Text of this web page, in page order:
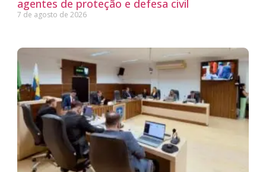
agentes de proteção e defesa civil
7 de agosto de 2026